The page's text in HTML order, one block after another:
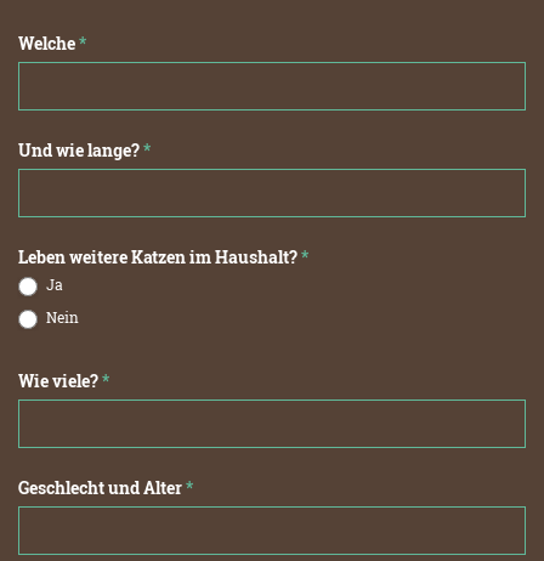
Welche*
Und wie lange?*
Leben weitere Katzen im Haushalt?*
Ja
Nein
Wie viele?*
Geschlecht und Alter*